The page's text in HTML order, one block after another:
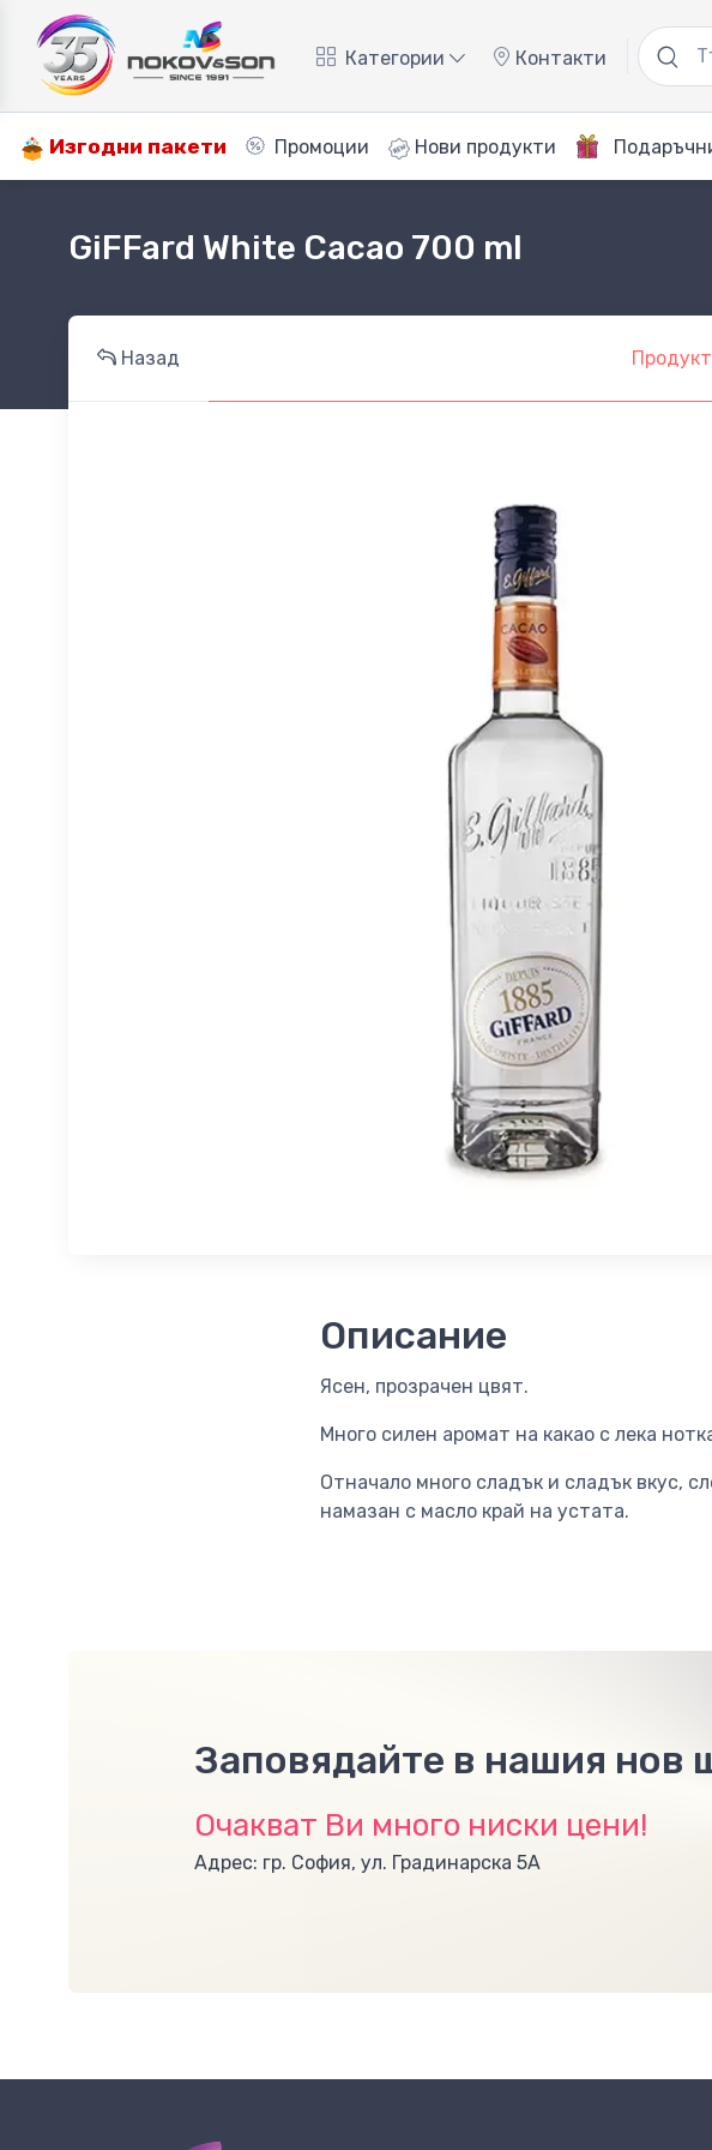
Категории Контакти
Изгодни пакети Промоции Нови продукти
GiFFard White Cacao 700 ml
Назад Продукт
Описание
Ясен, прозрачен цвят.
Много силен аромат на какао с лека
Отначало много сладък и сладък вкус,
намазан с масло край на устата.
Заповядайте в нашия нов
Очакват Ви много ниски цени!
Адрес: гр. София, ул. Градинарска 5А